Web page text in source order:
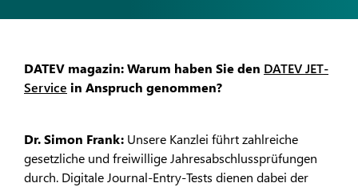
DATEV magazin: Warum haben Sie den DATEV JET-
Service in Anspruch genommen?
Dr. Simon Frank: Unsere Kanzlei führt zahlreiche
gesetzliche und freiwillige Jahresabschlussprüfungen
durch. Digitale Journal-Entry-Tests dienen dabei der